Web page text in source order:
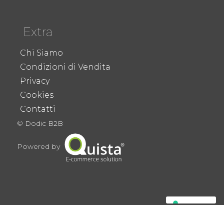
Extra
Chi Siamo
Condizioni di Vendita
Privacy
Cookies
Contatti
© Dodic B2B
Powered by